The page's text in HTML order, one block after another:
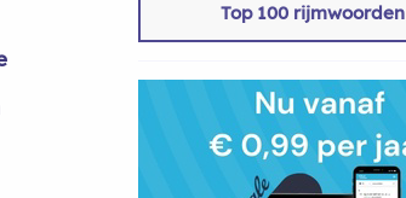
Top 100 rijmwoorden